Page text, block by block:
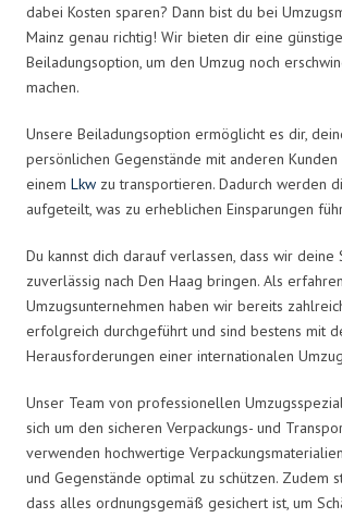
dabei Kosten sparen? Dann bist du bei
Mainz genau richtig! Wir bieten dir eine günstige
Beiladungsoption, um den Umzug noch
machen.
Unsere Beiladungsoption ermöglicht es dir,
persönlichen Gegenstände mit anderen Kunden
einem Lkw zu transportieren. Dadurch werden
aufgeteilt, was zu erheblichen Einsparungen
Du kannst dich darauf verlassen, dass wir deine
zuverlässig nach Den Haag bringen. Als
Umzugsunternehmen haben wir bereits
erfolgreich durchgeführt und sind bestens mit
Herausforderungen einer internationalen
Unser Team von professionellen
sich um den sicheren Verpackungs- und
verwenden hochwertige
und Gegenstände optimal zu schützen. Zudem
dass alles ordnungsgemäß gesichert ist, um